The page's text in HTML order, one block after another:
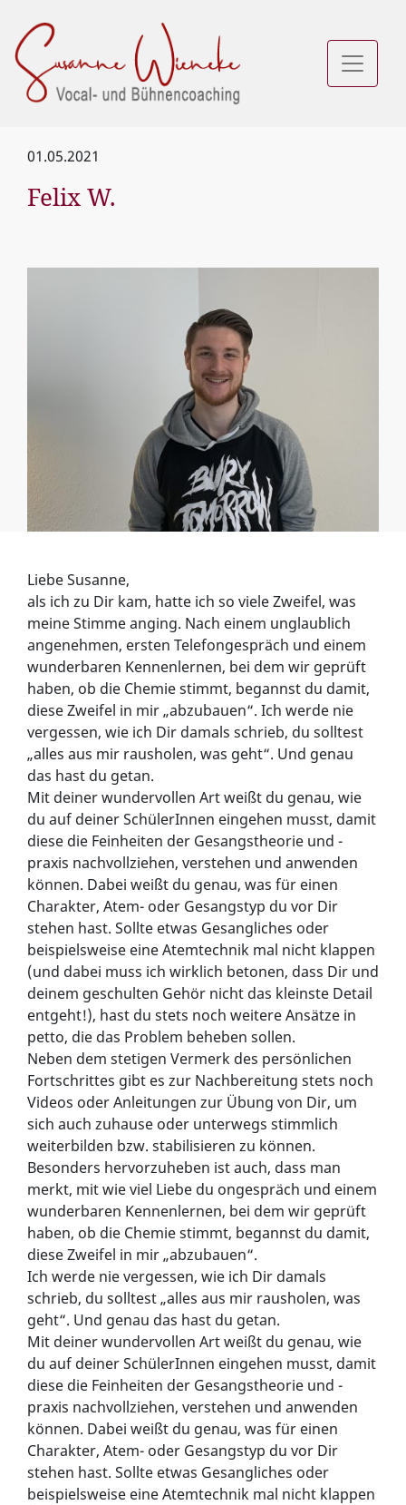
01.05.2021
Felix W.
Liebe Susanne,
als ich zu Dir kam, hatte ich so viele Zweifel, was
meine Stimme anging. Nach einem unglaublich
angenehmen, ersten Telefongespräch und einem
wunderbaren Kennenlernen, bei dem wir geprüft
haben, ob die Chemie stimmt, begannst du damit,
diese Zweifel in mir „abzubauen“. Ich werde nie
vergessen, wie ich Dir damals schrieb, du solltest
„alles aus mir rausholen, was geht“. Und genau
das hast du getan.
Mit deiner wundervollen Art weißt du genau, wie
du auf deiner SchülerInnen eingehen musst, damit
diese die Feinheiten der Gesangstheorie und -
praxis nachvollziehen, verstehen und anwenden
können. Dabei weißt du genau, was für einen
Charakter, Atem- oder Gesangstyp du vor Dir
stehen hast. Sollte etwas Gesangliches oder
beispielsweise eine Atemtechnik mal nicht klappen
(und dabei muss ich wirklich betonen, dass Dir und
deinem geschulten Gehör nicht das kleinste Detail
entgeht!), hast du stets noch weitere Ansätze in
petto, die das Problem beheben sollen.
Neben dem stetigen Vermerk des persönlichen
Fortschrittes gibt es zur Nachbereitung stets noch
Videos oder Anleitungen zur Übung von Dir, um
sich auch zuhause oder unterwegs stimmlich
weiterbilden bzw. stabilisieren zu können.
Besonders hervorzuheben ist auch, dass man
merkt, mit wie viel Liebe du ongespräch und einem
wunderbaren Kennenlernen, bei dem wir geprüft
haben, ob die Chemie stimmt, begannst du damit,
diese Zweifel in mir „abzubauen“.
Ich werde nie vergessen, wie ich Dir damals
schrieb, du solltest „alles aus mir rausholen, was
geht“. Und genau das hast du getan.
Mit deiner wundervollen Art weißt du genau, wie
du auf deiner SchülerInnen eingehen musst, damit
diese die Feinheiten der Gesangstheorie und -
praxis nachvollziehen, verstehen und anwenden
können. Dabei weißt du genau, was für einen
Charakter, Atem- oder Gesangstyp du vor Dir
stehen hast. Sollte etwas Gesangliches oder
beispielsweise eine Atemtechnik mal nicht klappen